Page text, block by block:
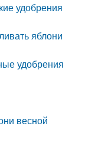
удобрения
яблони
удобрения
весной